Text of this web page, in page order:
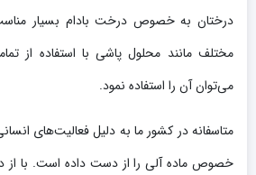
درختان به خصوص درخت بادام بسیار
مختلف مانند محلول پاشی با استفاده از
می‌توان آن را استفاده نمود.
متاسفانه در کشور ما به دلیل فعالیت‌های
خصوص ماده آلی را از دست داده است. با